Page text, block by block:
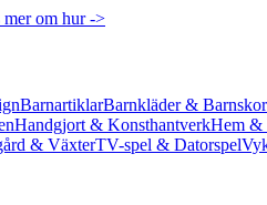
om hur ->
BarnartiklarBarnkläder & Barnskor
Handgjort & KonsthantverkHem &
& VäxterTV-spel & Datorspel